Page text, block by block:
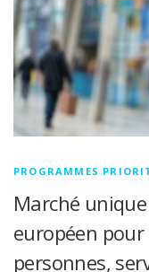
PROGRAMMES
Marché
européen
personnes,